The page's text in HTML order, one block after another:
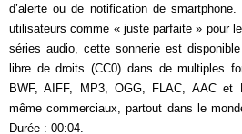
d’alerte ou de notification de
utilisateurs comme « juste parfaite » pour
séries audio, cette sonnerie est
libre de droits (CC0) dans de multiples
BWF, AIFF, MP3, OGG, FLAC, AAC et
même commerciaux, partout dans le
Durée : 00:04.